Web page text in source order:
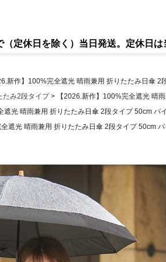
定休日を除く）当日発送。定休日
新作】100%完全遮光 晴雨兼用 折りたたみ日傘
たみ2段タイプ
【2026.新作】100%完全遮光 晴
遮光 晴雨兼用 折りたたみ日傘 2段タイプ 50cm バ
全遮光 晴雨兼用 折りたたみ日傘 2段タイプ 50cm